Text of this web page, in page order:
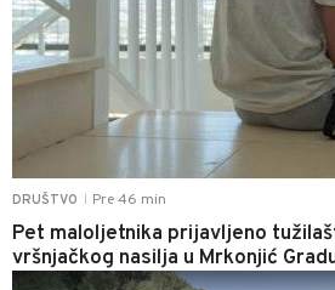
DRUŠTVO Pre 46 min
Pet maloljetnika prijavljeno
vršnjačkog nasilja u Mrkonjić